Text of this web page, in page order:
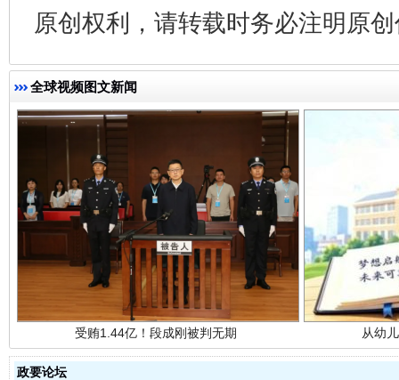
原创权利，请转载时务必注明原
全球视频图文新闻
受贿1.44亿！段成刚被判无期 从幼
政要论坛